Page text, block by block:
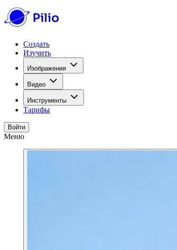
Создать
Изучить
Изображения
Видео
Инструменты
Тарифы
Войти
Меню